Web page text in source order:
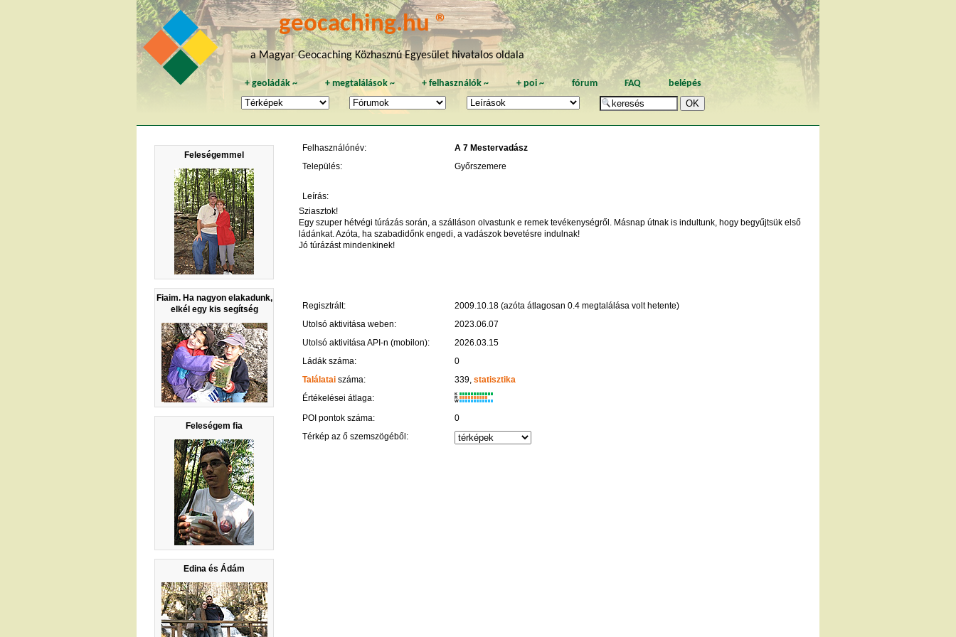
geocaching.hu ®
a Magyar Geocaching Közhasznú Egyesület hivatalos oldala
+geoládák ~ + megtalálások~ +felhasználók ~ + poi~ fórum FAQ belépés
Feleségemmel
Fiaim. Ha nagyon elakadunk,
elkél egy kis segítség
Feleségem fia
Edina és Ádám
Felhasználónév:
A 7 Mestervadász
Település:
Győrszemere
Leírás:
Sziasztok!
Egy szuper hétvégi túrázás során, a szálláson olvastunk e remek tevékenységről. Másnap útnak is indultunk, hogy begyűjtsük első
ládánkat. Azóta, ha szabadidőnk engedi, a vadászok bevetésre indulnak!
Jó túrázást mindenkinek!
Regisztrált:
2009.10.18 (azóta átlagosan 0.4 megtalálása volt hetente)
Utolsó aktivitása weben:
2023.06.07
Utolsó aktivitása API-n (mobilon):
2026.03.15
Ládák száma:
0
Találatai száma: 339, statisztika
Értékelései átlaga:
K
R
W
POI pontok száma:
0
Térkép az ő szemszögéből: